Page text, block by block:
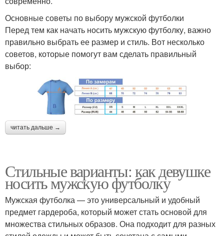
Основные советы по выбору мужской футболки
Перед тем как начать носить мужскую футболку, важно
правильно выбрать ее размер и стиль. Вот несколько
советов, которые помогут вам сделать правильный
выбор:
читать дальше →
Стильные варианты: как девушке
носить мужскую футболку
Мужская футболка — это универсальный и удобный
предмет гардероба, который может стать основой для
множества стильных образов. Она подходит для разных